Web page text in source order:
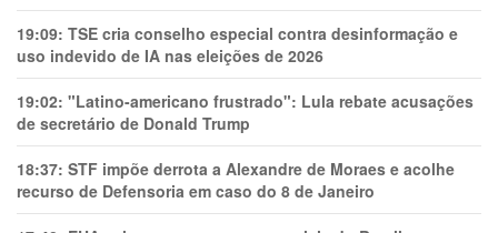
19:09: TSE cria conselho especial contra desinformação e
uso indevido de IA nas eleições de 2026
19:02: "Latino-americano frustrado": Lula rebate acusações
de secretário de Donald Trump
18:37: STF impõe derrota a Alexandre de Moraes e acolhe
recurso de Defensoria em caso do 8 de Janeiro